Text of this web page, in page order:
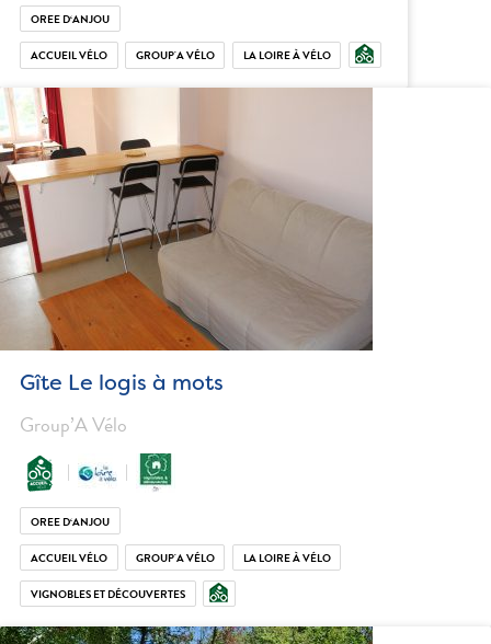
OREE D‘ANJOU
ACCUEIL VÉLO GROUP'A VÉLO LA LOIRE À VÉLO
Gîte Le logis à mots
Group’A Vélo
OREE D‘ANJOU
ACCUEIL VÉLO GROUP'A VÉLO LA LOIRE À VÉLO
VIGNOBLES ET DÉCOUVERTES